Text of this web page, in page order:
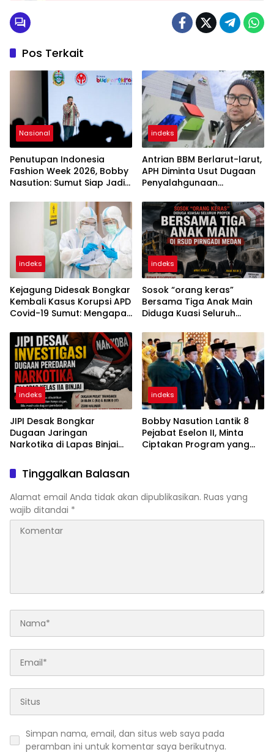
Pos Terkait
Nasional
Penutupan Indonesia
Fashion Week 2026, Bobby
Nasution: Sumut Siap Jadi
Lewat Wastra
indeks
Antrian BBM Berlarut-larut,
APH Diminta Usut Dugaan
Penyalahgunaan
Pertamina
indeks
Kejagung Didesak Bongkar
Kembali Kasus Korupsi APD
Covid-19 Sumut: Mengapa
Kini Tak Tersentuh?
indeks
Sosok “orang keras”
Bersama Tiga Anak Main
Diduga Kuasi Seluruh
Medan
indeks
JIPI Desak Bongkar
Dugaan Jaringan
Narkotika di Lapas Binjai
Warga Binaan
indeks
Bobby Nasution Lantik 8
Pejabat Eselon II, Minta
Ciptakan Program yang
Tinggalkan Balasan
Alamat email Anda tidak akan dipublikasikan. Ruas yang
wajib ditandai *
Simpan nama, email, dan situs web saya pada
peramban ini untuk komentar saya berikutnya.